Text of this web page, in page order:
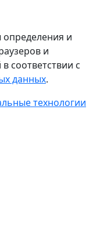
и
и
соответствии с
данных.
технологии